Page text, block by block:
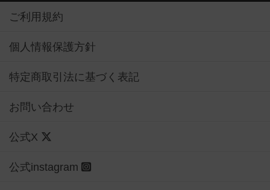
ご利用規約
個人情報保護方針
特定商取引法に基づく表記
お問い合わせ
公式X
公式instagram